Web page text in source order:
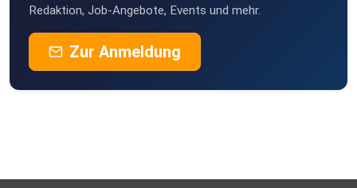
Redaktion, Job-Angebote, Events und mehr.
Zur Anmeldung